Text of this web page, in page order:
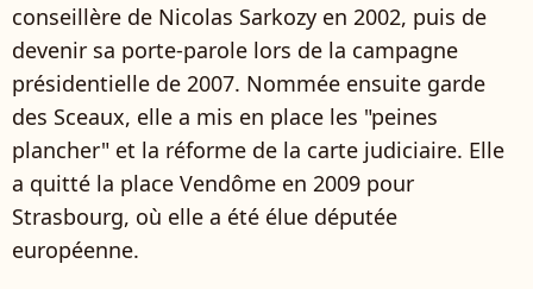
conseillère de Nicolas Sarkozy en 2002, puis de
devenir sa porte-parole lors de la campagne
présidentielle de 2007. Nommée ensuite garde
des Sceaux, elle a mis en place les "peines
plancher" et la réforme de la carte judiciaire. Elle
a quitté la place Vendôme en 2009 pour
Strasbourg, où elle a été élue députée
européenne.